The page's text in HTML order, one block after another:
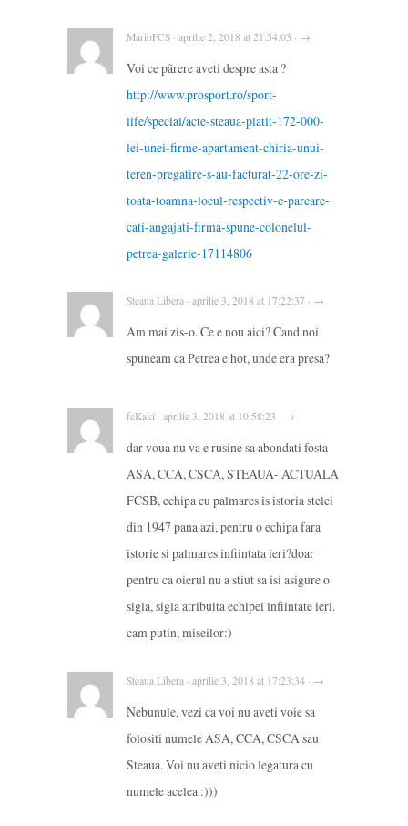
MarioFCS · aprilie 2, 2018 at 21:54:03 · →
Voi ce pãrere aveti despre asta ?
http://www.prosport.ro/sport-
life/special/acte-steaua-platit-172-000-
lei-unei-firme-apartament-chiria-unui-
teren-pregatire-s-au-facturat-22-ore-zi-
toata-toamna-locul-respectiv-e-parcare-
cati-angajati-firma-spune-colonelul-
petrea-galerie-17114806
Steaua Libera · aprilie 3, 2018 at 17:22:37 · →
Am mai zis-o. Ce e nou aici? Cand noi
spuneam ca Petrea e hot, unde era presa?
fcKaki · aprilie 3, 2018 at 10:58:23 · →
dar voua nu va e rusine sa abondati fosta
ASA, CCA, CSCA, STEAUA- ACTUALA
FCSB, echipa cu palmares is istoria stelei
din 1947 pana azi, pentru o echipa fara
istorie si palmares infiintata ieri?doar
pentru ca oierul nu a stiut sa isi asigure o
sigla, sigla atribuita echipei infiintate ieri.
cam putin, miseilor:)
Steaua Libera · aprilie 3, 2018 at 17:23:34 · →
Nebunule, vezi ca voi nu aveti voie sa
folositi numele ASA, CCA, CSCA sau
Steaua. Voi nu aveti nicio legatura cu
numele acelea :)))